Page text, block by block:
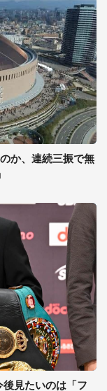
か、連続三振で無
見たいのは「フ